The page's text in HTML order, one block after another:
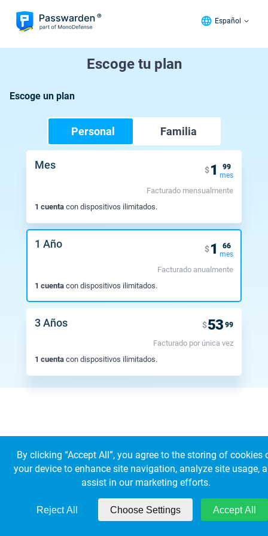
Español
Personal Familia
Escoge tu plan
Escoge un plan
Mes $ 1
99
mes
Facturado mensualmente
1 cuenta con dispositivos ilimitados.
1 Año $ 1
66
mes
Facturado anualmente
1 cuenta con dispositivos ilimitados.
3 Años $53 99
Facturado por única vez
1 cuenta con dispositivos ilimitados.
© 2026 KeepSolid Inc. Todos los derechos reservados.
Todos los nombres, logos y marcas de los productos son propiedad de sus
respectivos propietarios.
Estados Unidos 347 5th Ave Suite 1402-419 Nueva York, NY, 10016
By clicking “Accept All”, you agree to the storing of cookies
your device to enhance site navigation, analyze site usage,
assist in our marketing efforts.
Reject All Choose Settings Accept All